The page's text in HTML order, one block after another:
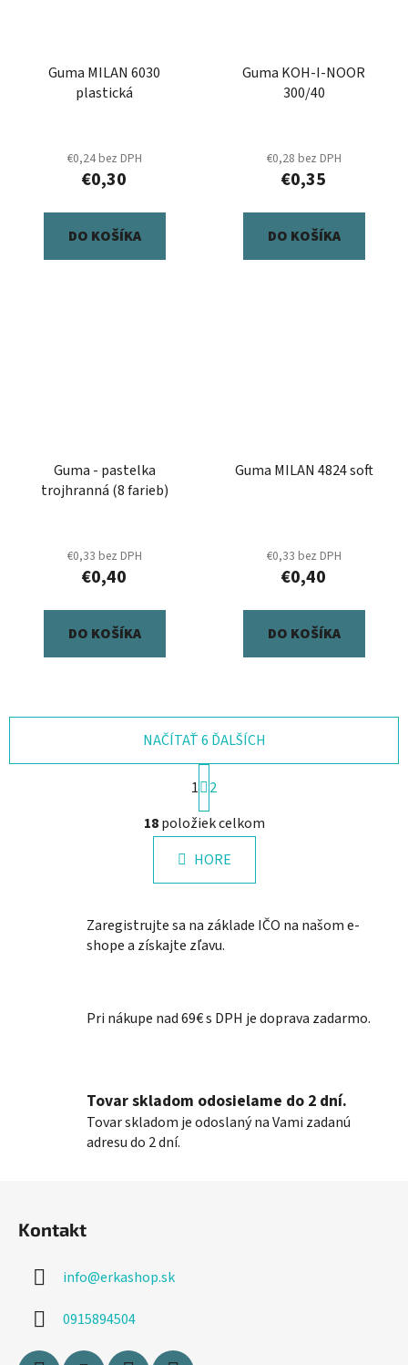
Guma MILAN 6030
plastická
€0,24 bez DPH
€0,30
DO KOŠÍKA
Guma KOH-I-NOOR
300/40
€0,28 bez DPH
€0,35
DO KOŠÍKA
Guma - pastelka
trojhranná (8 farieb)
€0,33 bez DPH
€0,40
DO KOŠÍKA
Guma MILAN 4824 soft
€0,33 bez DPH
€0,40
DO KOŠÍKA
O
v
l
á
d
c
i
r
v
v
ý
p
NAČÍTAŤ 6 ĎALŠÍCH
S
t
r
á
n
k
n
i
1
2
18položiek celkom
HORE
Zaregistrujte sa na základe IČO na našom e-
shope a získajte zľavu.
Pri nákupe nad 69€ s DPH je doprava zadarmo.
Tovar skladom odosielame do 2 dní.
Tovar skladom je odoslaný na Vami zadanú
adresu do 2 dní.
Kontakt
info@erkashop.sk
0915894504